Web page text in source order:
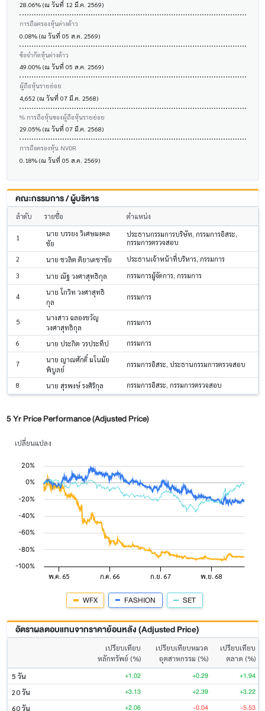
28.06% (ณ วันที่ 12 มี.ค. 2569)
การถือครองหุ้นต่างด้าว
0.08% (ณ วันที่ 05 ส.ค. 2569)
ข้อจำกัดหุ้นต่างด้าว
49.00% (ณ วันที่ 05 ส.ค. 2569)
ผู้ถือหุ้นรายย่อย
4,652 (ณ วันที่ 07 มี.ค. 2568)
% การถือหุ้นของผู้ถือหุ้นรายย่อย
29.05% (ณ วันที่ 07 มี.ค. 2568)
การถือครองหุ้น NVDR
0.18% (ณ วันที่ 05 ส.ค. 2569)
คณะกรรมการ / ผู้บริหาร
ลำดับ รายชื่อ ตำแหน่ง
1
นาย บรรยง วิเศษมงคล
ชัย
ประธานกรรมการบริษัท, กรรมการอิสระ,
กรรมการตรวจสอบ
2
นาย ชวลิต ติยาเดชาชัย
ประธานเจ้าหน้าที่บริหาร, กรรมการ
3
นาย ณัฐ วงศาสุทธิกุล กรรมการผู้จัดการ, กรรมการ
4
นาย โกวิท วงศาสุทธิ
กุล
กรรมการ
5
นางสาว ฉลองขวัญ
วงศาสุทธิกุล
กรรมการ
6 นาย ประกิต วรประทีป กรรมการ
7
นาย ญาณศักดิ์ มโนมัย
พิบูลย์
กรรมการอิสระ, ประธานกรรมการตรวจสอบ
8 นาย สุรพงษ์ รงศิริกุล กรรมการอิสระ, กรรมการตรวจสอบ
5 Yr Price Performance (Adjusted Price)
เปลี่ยนแปลง
WFX FASHION SET
อัตราผลตอบแทนจากราคาย้อนหลัง (Adjusted Price)
เปรียบเทียบ
หลักทรัพย์ (%)
เปรียบเทียบหมวด
อุตสาหกรรม (%)
เปรียบเทียบ
ตลาด (%)
5 วัน
+1.02 +0.29 +1.94
20 วัน +3.13 +2.39 +3.22
60 วัน +2.06 -0.04 -5.53